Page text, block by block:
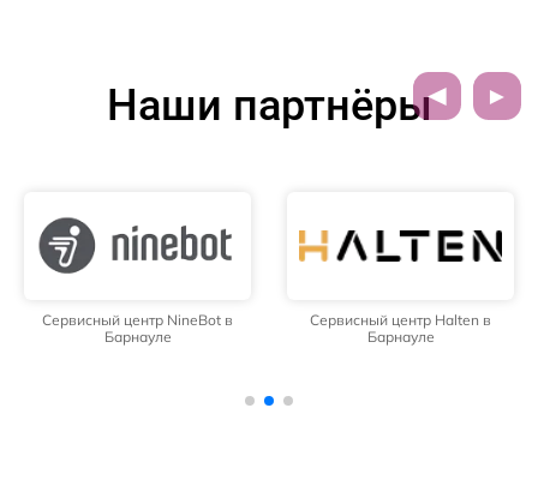
Наши партнёры
Сервисный центр NineBot в
Барнауле
Сервисный центр Halten в
Барнауле